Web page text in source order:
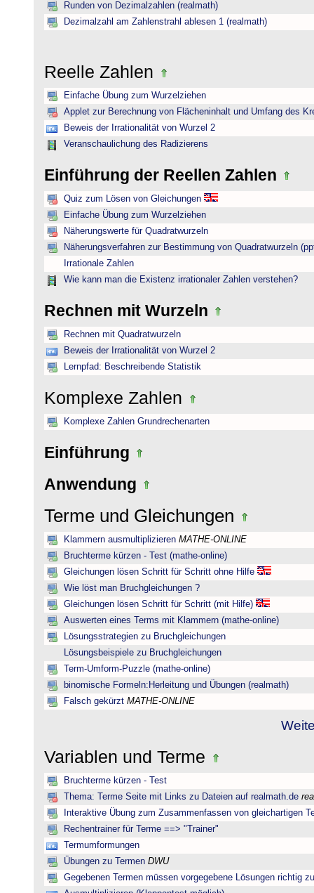
Runden von Dezimalzahlen (realmath)
Dezimalzahl am Zahlenstrahl ablesen 1 (realmath)
Reelle Zahlen
Einfache Übung zum Wurzelziehen
Applet zur Berechnung von Flächeninhalt und Umfang des
Beweis der Irrationalität von Wurzel 2
Veranschaulichung des Radizierens
Einführung der Reellen Zahlen
Quiz zum Lösen von Gleichungen
Einfache Übung zum Wurzelziehen
Näherungswerte für Quadratwurzeln
Näherungsverfahren zur Bestimmung von Quadratwurzeln
Irrationale Zahlen
Wie kann man die Existenz irrationaler Zahlen verstehen?
Rechnen mit Wurzeln
Rechnen mit Quadratwurzeln
Beweis der Irrationalität von Wurzel 2
Lernpfad: Beschreibende Statistik
Komplexe Zahlen
Komplexe Zahlen Grundrechenarten
Einführung
Anwendung
Terme und Gleichungen
Klammern ausmultiplizieren MATHE-ONLINE
Bruchterme kürzen - Test (mathe-online)
Gleichungen lösen Schritt für Schritt ohne Hilfe
Wie löst man Bruchgleichungen ?
Gleichungen lösen Schritt für Schritt (mit Hilfe)
Auswerten eines Terms mit Klammern (mathe-online)
Lösungsstrategien zu Bruchgleichungen
Lösungsbeispiele zu Bruchgleichungen
Term-Umform-Puzzle (mathe-online)
binomische Formeln:Herleitung und Übungen (realmath)
Falsch gekürzt MATHE-ONLINE
Variablen und Terme
Bruchterme kürzen - Test
Thema: Terme Seite mit Links zu Dateien auf realmath.de
Interaktive Übung zum Zusammenfassen von gleichartigen
Rechentrainer für Terme ==> "Trainer"
Termumformungen
Übungen zu Termen DWU
Gegebenen Termen müssen vorgegebene Lösungen richtig